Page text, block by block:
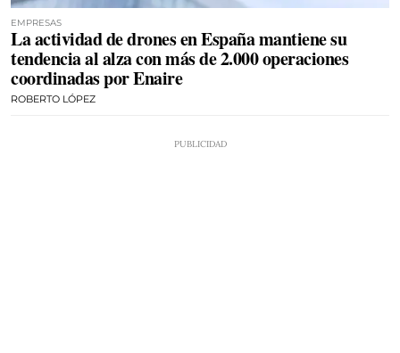
EMPRESAS
La actividad de drones en España mantiene su
tendencia al alza con más de 2.000 operaciones
coordinadas por Enaire
ROBERTO LÓPEZ